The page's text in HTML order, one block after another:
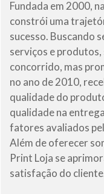
Fundada em 2000,
constrói uma
sucesso. Buscando
serviços e
concorrido, mas
no ano de 2010,
qualidade do
qualidade na
fatores avaliados
Além de oferecer
Print Loja se
satisfação do